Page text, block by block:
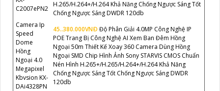
C2007ePN2
H.265/H.264+/H.264 Khả Năng Chống Ngược Sáng Tốt
Chống Ngược Sáng DWDR 120db
Camera Ip
Speed
Dome
Hồng
Ngoại 4.0
Megapixel
Kbvsion KX-
DAi4328PN
45..380.000VNÐ Độ Phân Giải 4.0MP Công Nghệ IP
POE Trang Bị Công Nghệ AI Xem Ban Đêm Hồng
Ngoại 50m Thiết Kế Xoay 360 Camera Dùng Hồng
Ngoại SMD Chip Hình Ảnh Sony STARVIS CMOS Chuẩn
Nén Hình H.265+/H.265/H.264+/H.264 Khả Năng
Chống Ngược Sáng Tốt Chống Ngược Sáng DWDR
120db